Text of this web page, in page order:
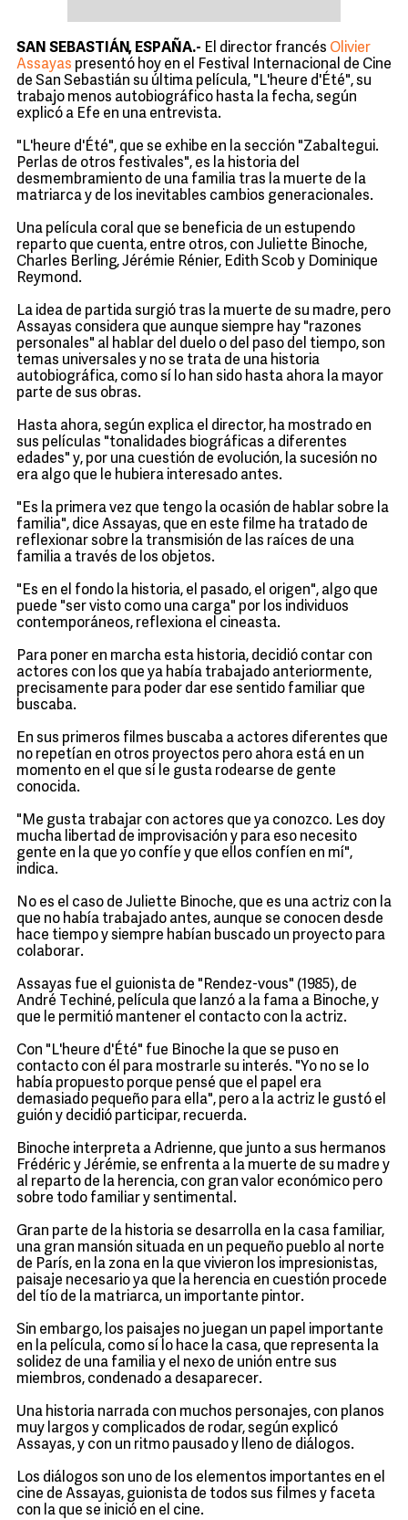
SAN SEBASTIÁN, ESPAÑA.- El director francés Olivier
Assayas presentó hoy en el Festival Internacional de Cine
de San Sebastián su última película, "L'heure d'Été", su
trabajo menos autobiográfico hasta la fecha, según
explicó a Efe en una entrevista.
"L'heure d'Été", que se exhibe en la sección "Zabaltegui.
Perlas de otros festivales", es la historia del
desmembramiento de una familia tras la muerte de la
matriarca y de los inevitables cambios generacionales.
Una película coral que se beneficia de un estupendo
reparto que cuenta, entre otros, con Juliette Binoche,
Charles Berling, Jérémie Rénier, Edith Scob y Dominique
Reymond.
La idea de partida surgió tras la muerte de su madre, pero
Assayas considera que aunque siempre hay "razones
personales" al hablar del duelo o del paso del tiempo, son
temas universales y no se trata de una historia
autobiográfica, como sí lo han sido hasta ahora la mayor
parte de sus obras.
Hasta ahora, según explica el director, ha mostrado en
sus películas "tonalidades biográficas a diferentes
edades" y, por una cuestión de evolución, la sucesión no
era algo que le hubiera interesado antes.
"Es la primera vez que tengo la ocasión de hablar sobre la
familia", dice Assayas, que en este filme ha tratado de
reflexionar sobre la transmisión de las raíces de una
familia a través de los objetos.
"Es en el fondo la historia, el pasado, el origen", algo que
puede "ser visto como una carga" por los individuos
contemporáneos, reflexiona el cineasta.
Para poner en marcha esta historia, decidió contar con
actores con los que ya había trabajado anteriormente,
precisamente para poder dar ese sentido familiar que
buscaba.
En sus primeros filmes buscaba a actores diferentes que
no repetían en otros proyectos pero ahora está en un
momento en el que sí le gusta rodearse de gente
conocida.
"Me gusta trabajar con actores que ya conozco. Les doy
mucha libertad de improvisación y para eso necesito
gente en la que yo confíe y que ellos confíen en mí",
indica.
No es el caso de Juliette Binoche, que es una actriz con la
que no había trabajado antes, aunque se conocen desde
hace tiempo y siempre habían buscado un proyecto para
colaborar.
Assayas fue el guionista de "Rendez-vous" (1985), de
André Techiné, película que lanzó a la fama a Binoche, y
que le permitió mantener el contacto con la actriz.
Con "L'heure d'Été" fue Binoche la que se puso en
contacto con él para mostrarle su interés. "Yo no se lo
había propuesto porque pensé que el papel era
demasiado pequeño para ella", pero a la actriz le gustó el
guión y decidió participar, recuerda.
Binoche interpreta a Adrienne, que junto a sus hermanos
Frédéric y Jérémie, se enfrenta a la muerte de su madre y
al reparto de la herencia, con gran valor económico pero
sobre todo familiar y sentimental.
Gran parte de la historia se desarrolla en la casa familiar,
una gran mansión situada en un pequeño pueblo al norte
de París, en la zona en la que vivieron los impresionistas,
paisaje necesario ya que la herencia en cuestión procede
del tío de la matriarca, un importante pintor.
Sin embargo, los paisajes no juegan un papel importante
en la película, como sí lo hace la casa, que representa la
solidez de una familia y el nexo de unión entre sus
miembros, condenado a desaparecer.
Una historia narrada con muchos personajes, con planos
muy largos y complicados de rodar, según explicó
Assayas, y con un ritmo pausado y lleno de diálogos.
Los diálogos son uno de los elementos importantes en el
cine de Assayas, guionista de todos sus filmes y faceta
con la que se inició en el cine.